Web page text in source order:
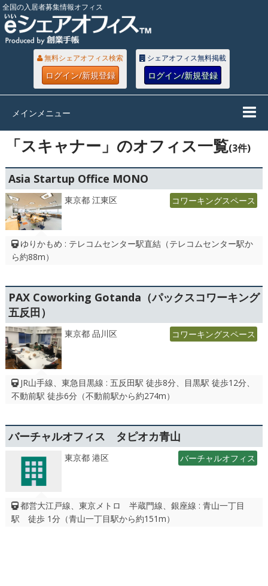
全国の入居者募集情報オフィス
無料シェアオフィス検索
ログイン/新規登録
シェアオフィス無料掲載
ログイン/新規登録
メインメニュー
「スキャナー」のオフィス一覧(3件)
Asia Startup Office MONO
東京都 江東区 コワーキングスペース
ゆりかもめ : テレコムセンター駅直結（テレコムセンター駅か
ら約88m）
PAX Coworking Gotanda（パックスコワーキング
五反田）
東京都 品川区 コワーキングスペース
JR山手線、東急目黒線 : 五反田駅 徒歩8分、目黒駅 徒歩12分、
不動前駅 徒歩6分（不動前駅から約274m）
バーチャルオフィス タピオカ青山
東京都 港区 バーチャルオフィス
都営大江戸線、東京メトロ 半蔵門線、銀座線 : 青山一丁目
駅 徒歩 1分（青山一丁目駅から約151m）